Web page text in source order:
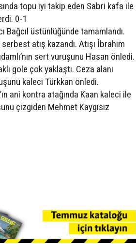
topu iyi takip eden Sabri kafa ile
0-1
Bağcıl üstünlüğünde tamamlandı.
atış kazandı. Atışı İbrahim
sert vuruşunu Hasan önledi.
gole çok yaklaştı. Ceza alanı
kaleci Türkkan önledi.
ani kontra atağında Kaan kaleci ile
çizgiden Mehmet Kaygısız